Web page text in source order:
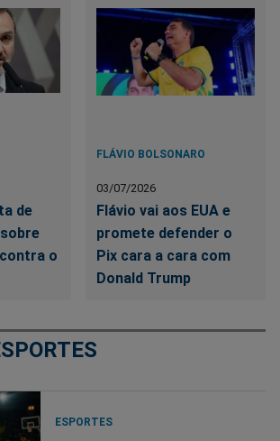
de
o
FLÁVIO BOLSONARO
03/07/2026
Flávio vai aos EUA e
promete defender o
Pix cara a cara com
Donald Trump
ESPORTES